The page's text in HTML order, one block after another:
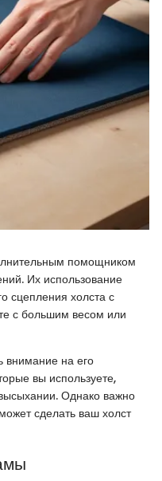
помощником
Их использование
сцепления холста с
с большим весом или
внимание на его
вы используете,
Однако важно
сделать ваш холст